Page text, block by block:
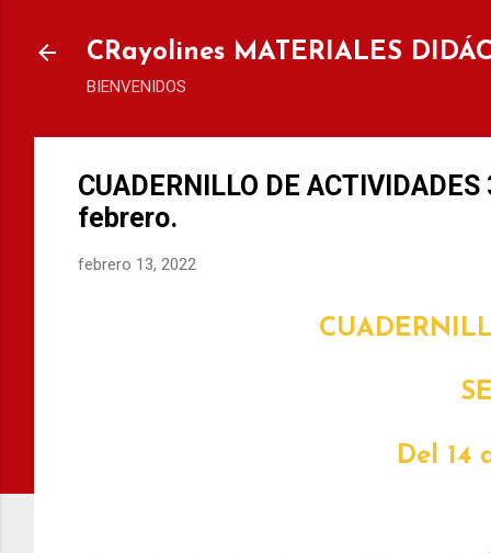
CRayolines MATERIALES
BIENVENIDOS
CUADERNILLO DE
febrero.
febrero 13, 2022
Del 14